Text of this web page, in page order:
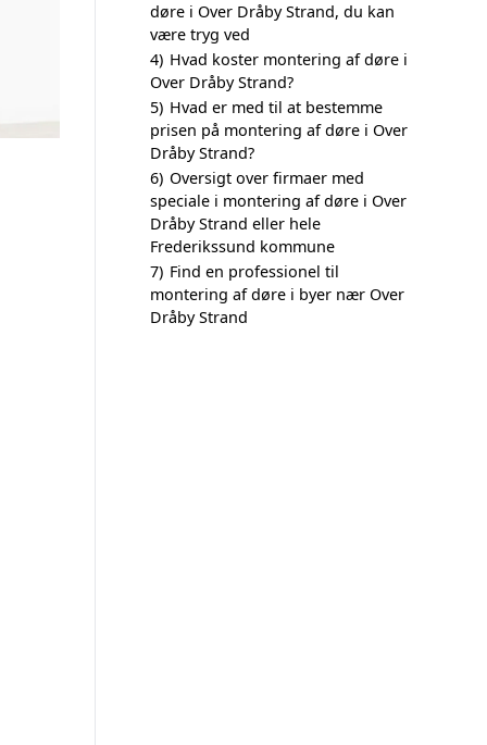
døre i Over Dråby Strand, du kan
være tryg ved
4) Hvad koster montering af døre i
Over Dråby Strand?
5) Hvad er med til at bestemme
prisen på montering af døre i Over
Dråby Strand?
6) Oversigt over firmaer med
speciale i montering af døre i Over
Dråby Strand eller hele
Frederikssund kommune
7) Find en professionel til
montering af døre i byer nær Over
Dråby Strand